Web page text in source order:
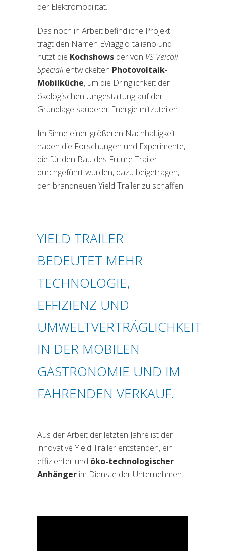
der Elektromobilität.
Das noch in Arbeit befindliche Projekt
trägt den Namen EViaggioItaliano und
nutzt die Kochshows der von VS Veicoli
Speciali entwickelten Photovoltaik-
Mobilküche, um die Dringlichkeit der
ökologischen Umgestaltung auf der
Grundlage sauberer Energie mitzuteilen.
Im Sinne einer größeren Nachhaltigkeit
haben die Forschungen und Experimente,
die für den Bau des Future Trailer
durchgeführt wurden, dazu beigetragen,
den brandneuen Yield Trailer zu schaffen.
YIELD TRAILER
BEDEUTET MEHR
TECHNOLOGIE,
EFFIZIENZ UND
UMWELTVERTRÄGLICHKEIT
IN DER MOBILEN
GASTRONOMIE UND IM
FAHRENDEN VERKAUF.
Aus der Arbeit der letzten Jahre ist der
innovative Yield Trailer entstanden, ein
effizienter und öko-technologischer
Anhänger im Dienste der Unternehmen.